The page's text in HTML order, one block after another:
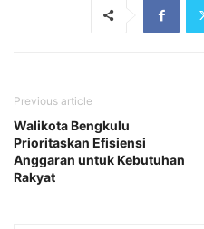
Previous article
Walikota Bengkulu
Prioritaskan Efisiensi
Anggaran untuk Kebutuhan
Rakyat